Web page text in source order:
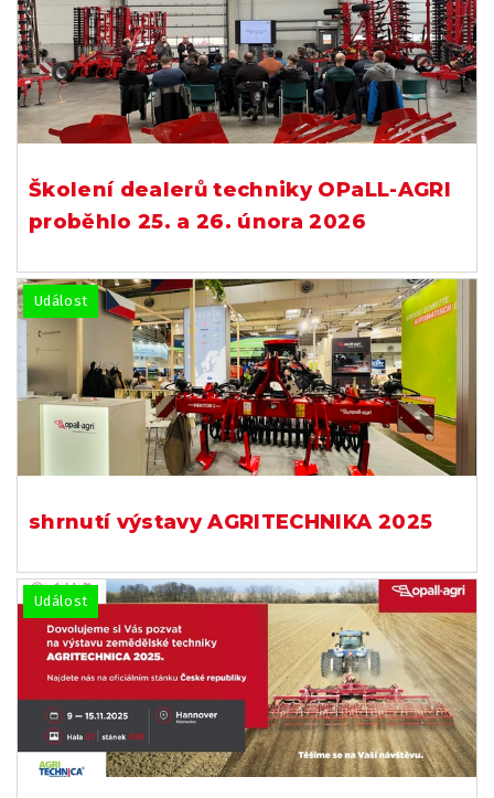
Školení dealerů techniky OPaLL-AGRI
proběhlo 25. a 26. února 2026
Událost
shrnutí výstavy AGRITECHNIKA 2025
Událost